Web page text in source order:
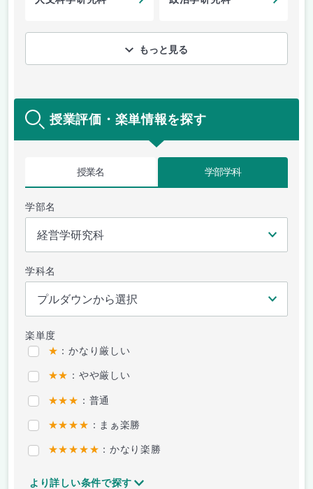
もっと見る
授業評価・楽単情報を探す
授業名 学部学科
学部名
学科名
楽単度
★ ：かなり厳しい
★★ ：やや厳しい
★★★ ：普通
★★★★ ：まぁ楽勝
★★★★★ ：かなり楽勝
より詳しい条件で探す